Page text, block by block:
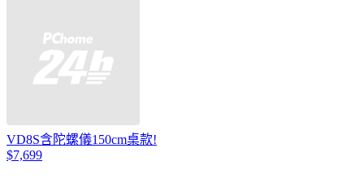
VD8S含陀螺儀150cm桌款!
$7,699